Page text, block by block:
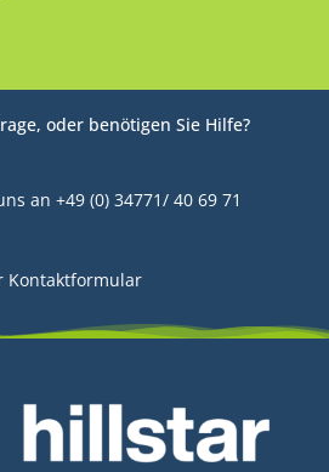
oder benötigen Sie Hilfe?
an +49 (0) 34771/ 40 69 71
Kontaktformular